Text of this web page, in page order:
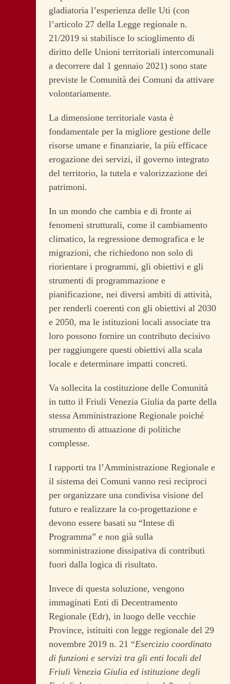
gladiatoria l’esperienza delle Uti (con
l’articolo 27 della Legge regionale n.
21/2019 si stabilisce lo scioglimento di
diritto delle Unioni territoriali intercomunali
a decorrere dal 1 gennaio 2021) sono state
previste le Comunità dei Comuni da attivare
volontariamente.
La dimensione territoriale vasta è
fondamentale per la migliore gestione delle
risorse umane e finanziarie, la più efficace
erogazione dei servizi, il governo integrato
del territorio, la tutela e valorizzazione dei
patrimoni.
In un mondo che cambia e di fronte ai
fenomeni strutturali, come il cambiamento
climatico, la regressione demografica e le
migrazioni, che richiedono non solo di
riorientare i programmi, gli obiettivi e gli
strumenti di programmazione e
pianificazione, nei diversi ambiti di attività,
per renderli coerenti con gli obiettivi al 2030
e 2050, ma le istituzioni locali associate tra
loro possono fornire un contributo decisivo
per raggiungere questi obiettivi alla scala
locale e determinare impatti concreti.
Va sollecita la costituzione delle Comunità
in tutto il Friuli Venezia Giulia da parte della
stessa Amministrazione Regionale poiché
strumento di attuazione di politiche
complesse.
I rapporti tra l’Amministrazione Regionale e
il sistema dei Comuni vanno resi reciproci
per organizzare una condivisa visione del
futuro e realizzare la co-progettazione e
devono essere basati su “Intese di
Programma” e non già sulla
somministrazione dissipativa di contributi
fuori dalla logica di risultato.
Invece di questa soluzione, vengono
immaginati Enti di Decentramento
Regionale (Edr), in luogo delle vecchie
Province, istituiti con legge regionale del 29
novembre 2019 n. 21 “Esercizio coordinato
di funzioni e servizi tra gli enti locali del
Friuli Venezia Giulia ed istituzione degli